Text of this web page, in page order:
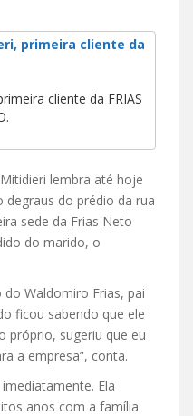
cliente da FRIAS
lembra até hoje
degraus do prédio da rua
sede da Frias Neto
do marido, o
Waldomiro Frias, pai
ficou sabendo que ele
próprio, sugeriu que eu
a empresa”, conta.
Ela
anos com a família